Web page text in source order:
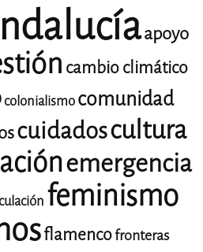
apoyo
cambio climático
colonialismocomunidad
cuidadoscultura
emergencia
feminismo
flamencofronteras